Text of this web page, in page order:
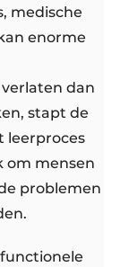
medische
enorme
dan
stapt de
leerproces
om mensen
problemen